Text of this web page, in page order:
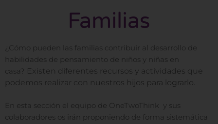
Familias
¿Cómo pueden las familias contribuir al desarrollo de
habilidades de pensamiento de niños y niñas en
casa? Existen diferentes recursos y actividades que
podemos realizar con nuestros hijos para lograrlo.
En esta sección el equipo de OneTwoThink y sus
colaboradores os irán proponiendo de forma sistemática